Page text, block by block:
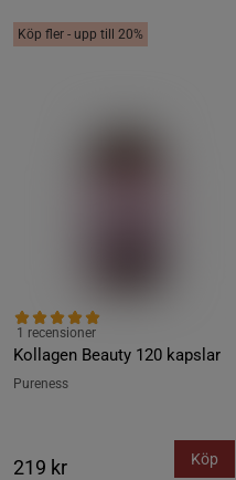
Köp fler - upp till 20%
Kollagen Beauty 120 kapslar
1 recensioner
Pureness
219 kr Köp